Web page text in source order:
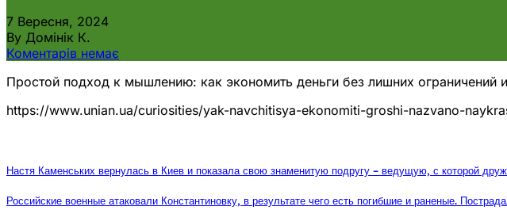
7 Вересня, 2024
By Домінік К.
Коментарів немає
Простой подход к мышлению: как экономить деньги без лишних ограничений
https://www.unian.ua/curiosities/yak-navchitisya-ekonomiti-groshi-nazvano-
Настя Каменських вернулась в Киев и показала свою знаменитую подругу – ведущую, с которой
Российские военные атаковали Константиновку, в результате чего есть погибшие и раненые.